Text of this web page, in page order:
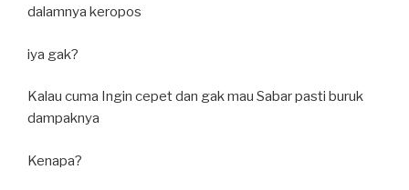
dalamnya keropos
iya gak?
Kalau cuma Ingin cepet dan gak mau Sabar pasti buruk
dampaknya
Kenapa?